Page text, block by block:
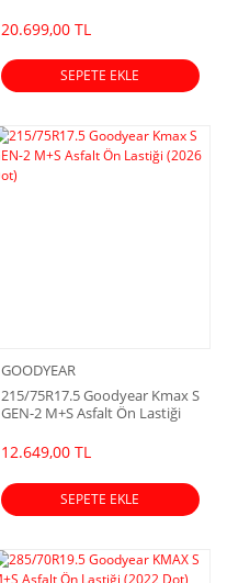
20.699,00 TL
SEPETE EKLE
GOODYEAR
215/75R17.5 Goodyear Kmax S
GEN-2 M+S Asfalt Ön Lastiği
12.649,00 TL
SEPETE EKLE